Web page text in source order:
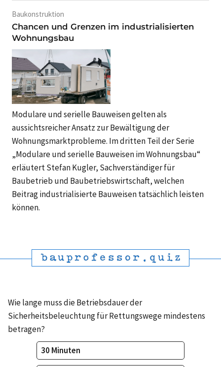
Baukonstruktion
Chancen und Grenzen im industrialisierten
Wohnungsbau
Modulare und serielle Bauweisen gelten als
aussichtsreicher Ansatz zur Bewältigung der
Wohnungsmarktprobleme. Im dritten Teil der Serie
„Modulare und serielle Bauweisen im Wohnungsbau“
erläutert Stefan Kugler, Sachverständiger für
Baubetrieb und Baubetriebswirtschaft, welchen
Beitrag industrialisierte Bauweisen tatsächlich leisten
können.
Wie lange muss die Betriebsdauer der
Sicherheitsbeleuchtung für Rettungswege mindestens
betragen?
30 Minuten